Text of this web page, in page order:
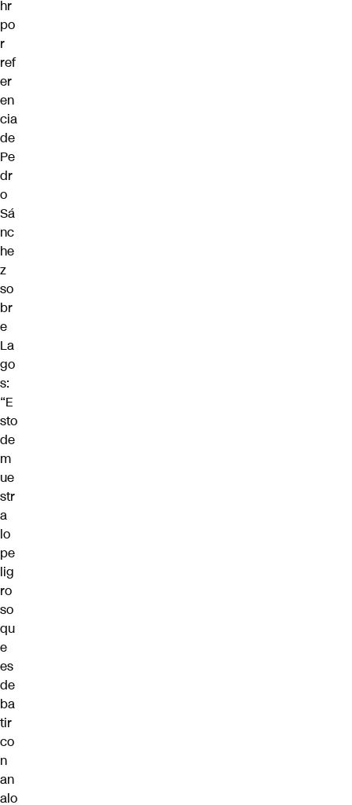
hr
po
r
ref
er
en
cia
de
Pe
dr
o
Sá
nc
he
z
so
br
e
La
go
s:
“E
sto
de
m
ue
str
a
lo
pe
lig
ro
so
qu
e
es
de
ba
tir
co
n
an
alo